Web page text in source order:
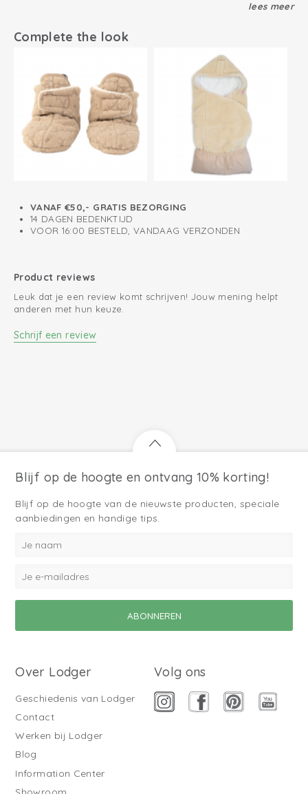
klittenbandsluiting die er voor zorgt dat de handschoenen
goed om de pols blijven zitten en gemakkelijk aan te trekken
zijn. Zorg ervoor dat je geen babywant meer verliest door
een koortje door de lussen heen te rijgen.
Zo houd jij je fleece producten zo lang mogelijk mooi
lees meer
Complete the look
VANAF €50,- GRATIS BEZORGING
14 DAGEN BEDENKTIJD
VOOR 16:00 BESTELD, VANDAAG VERZONDEN
Product reviews
Leuk dat je een review komt schrijven! Jouw mening helpt
anderen met hun keuze.
Schrijf een review
Blijf op de hoogte en ontvang 10% korting!
Blijf op de hoogte van de nieuwste producten, speciale
aanbiedingen en handige tips.
Over Lodger
Geschiedenis van Lodger
Contact
Werken bij Lodger
Blog
Information Center
Volg ons